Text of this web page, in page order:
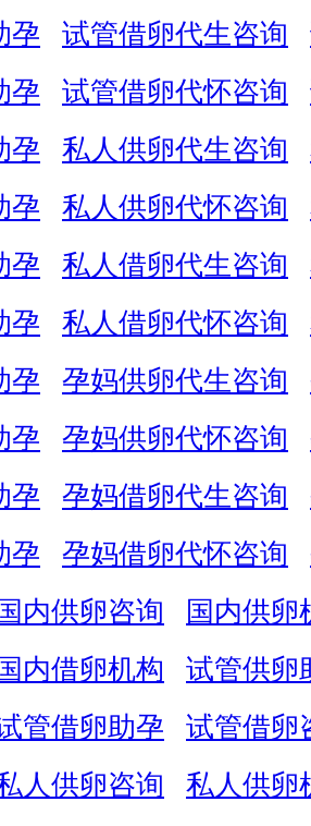
孕
试管借卵代生咨询
孕
试管借卵代怀咨询
孕
私人供卵代生咨询
孕
私人供卵代怀咨询
孕
私人借卵代生咨询
孕
私人借卵代怀咨询
孕
孕妈供卵代生咨询
孕
孕妈供卵代怀咨询
孕
孕妈借卵代生咨询
孕
孕妈借卵代怀咨询
国内供卵咨询 国内供卵
国内借卵机构 试管供卵
管借卵助孕 试管借卵
人供卵咨询 私人供卵